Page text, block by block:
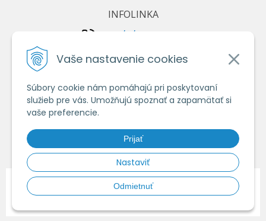
Vaše nastavenie cookies
Súbory cookie nám pomáhajú pri poskytovaní
služieb pre vás. Umožňujú spoznať a zapamätať si
vaše preferencie.
Prijať
Nastaviť
Odmietnuť
INFOLINKA
+421/2/4464 0134
+421/903 729 042
VŠETKO O NÁKUPE
Obchodné podmienky
Ochrana osobných údajov
Ako nakupovať
© 2026 Vzduchoshop.sk - Váš obchod so vzduchotechnikou •
tvorba